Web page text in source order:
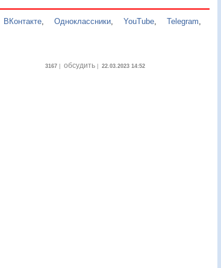
ВКонтакте Одноклассники ,YouTube ,Telegram
3167| обсудить| 22.03.2023 14:52